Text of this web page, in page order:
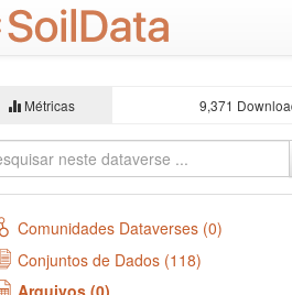
Métricas 9,371
Comunidades Dataverses (0)
Conjuntos de Dados (118)
Arquivos (0)